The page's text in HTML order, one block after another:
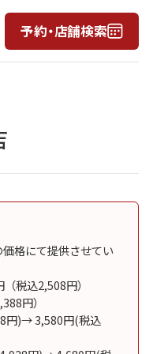
予約・店舗検索
格にて提供させてい
税込2,508円）
円）
円)→ 3,580円(税込